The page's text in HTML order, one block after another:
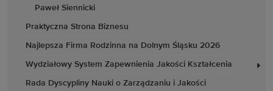
Paweł Siennicki
Praktyczna Strona Biznesu
Najlepsza Firma Rodzinna na Dolnym Śląsku 2026
Wydziałowy System Zapewnienia Jakości Kształcenia
Rada Dyscypliny Nauki o Zarządzaniu i Jakości